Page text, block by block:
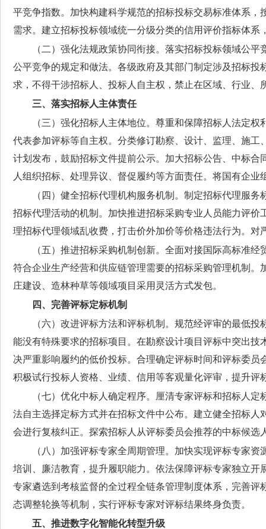
平竞争指数。加快构建科学规范的招标投标交易标准体系
需求。建立招标投标领域统一分级分类的信用评价指标体系
（二）强化法规政策协同衔接。 落实招标投标领域公平
公平竞争的规定和做法。各级政府及其部门制定涉及招标
求，不得干涉招标人、投标人自主权，禁止在区域、行业、
三、落实招标人主体责任
（三）强化招标人主体地位。 尊重和保障招标人法定权
代表参加评标等自主权。分类修订勘察、设计、监理、施
计划发布，鼓励招标文件提前公示。加大招标公告、中标
人组织招标、处理异议、督促履约等方面责任。将国有企
（四）健全招标代理机构服务机制。 制定招标代理服务
招标代理活动的机制。加快推进招标采购专业人员能力评
理招标代理领域乱收费，打击价外加价等价格违法行为。
（五）推进招标采购机制创新。 全面对接国际高标准经
符合企业生产经营和供应链管理需要的招标采购管理机制
庄建设、造林种草等领域项目采用灵活方式发包。
四、完善评标定标机制
（六）改进评标方法和评标机制。 规范经评审的最低投
能没有特殊要求的招标项目。在勘察设计项目评标中突出
决严重影响履约的低价投标。合理确定评标时间和评标委
积极试行投标人资格、业绩、信用等客观量化评审，提升评
（七）优化中标人确定程序。 厘清专家评标和招标人定
法自主选择定标方式并在招标文件中公布。建立健全招标
会进行复核纠正。探索招标人从评标委员会推荐的中标候
（八）加强评标专家全周期管理。 加快实现评标专家资
培训、廉洁教育，提升履职能力。依法保障评标专家独立
专家遴选到考核监督的全过程全链条管理制度体系，完善
态调整轮换等机制，实行评标专家对评标结果终身负责。
五、推进数字化智能化转型升级